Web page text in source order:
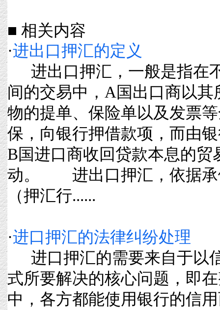
■ 相关内容
·进出口押汇的定义
进出口押汇，一般是指在
间的交易中，A国出口商以
物的提单、保险单以及发票
保，向银行押借款项，而由
B国进口商收回贷款本息的贸
动。 进出口押汇，依据承
（押汇行......
·进口押汇的法律纠纷处理
进口押汇的需要来自于以
式所要解决的核心问题，即
中，各方都能使用银行的信